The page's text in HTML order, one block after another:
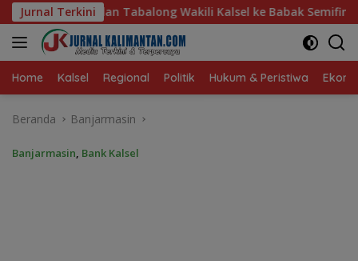
Langsung
ke
konten
Jurnal Terkini
Wakili Kalsel ke Babak Semifinal Gubernur Cup Road to
Home Kalsel Regional Politik Hukum & Peristiwa
Beranda Banjarmasin
Banjarmasin, Bank Kalsel